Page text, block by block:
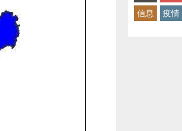
信息
疫情